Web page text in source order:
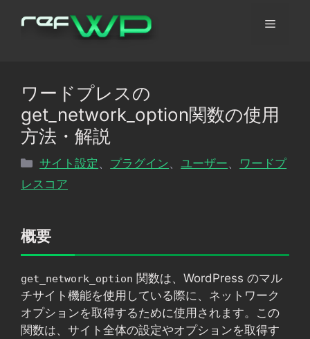
メ
ュ
ワードプレスの
get_network_option関数の使用
方法・解説
カ
テ
ー
サイト設定 プラグイン 、ユーザー
ワードプ
レスコア
概要
get_network_option 関数は、WordPress のマル
チサイト機能を使用している際に、ネットワーク
オプションを取得するために使用されます。この
関数は、サイト全体の設定やオプションを取得す